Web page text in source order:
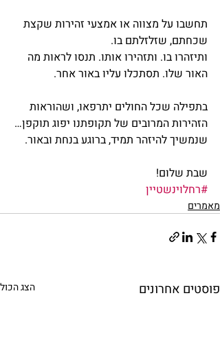
תחשבו על מצווה או אמצעי זהירות שקצת
שכחתם, שזלזלתם בו.
ותיזהרו בו. ותזהירו אותו. תנסו לראות מה
האור שלו. תסתכלו עליו באור אחר.
בתפילה שכל החולים יתרפאו, ושהוראות
הזהירות המרובים של תקופתנו יפוג תוקפן…
שנמשיך להיזהר תמיד, ברוגע בנחת ובאור.
שבת שלום!
#רחלוינשטיין
מאמרים
פוסטים אחרונים הצג הכול